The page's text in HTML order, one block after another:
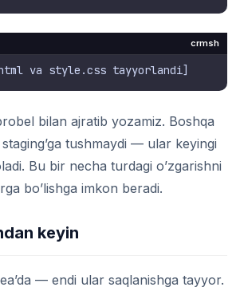
crmsh
bilan ajratib yozamiz. Boshqa
tushmaydi — ular keyingi
Bu bir necha turdagi o’zgarishni
bo’lishga imkon beradi.
keyin
— endi ular saqlanishga tayyor.